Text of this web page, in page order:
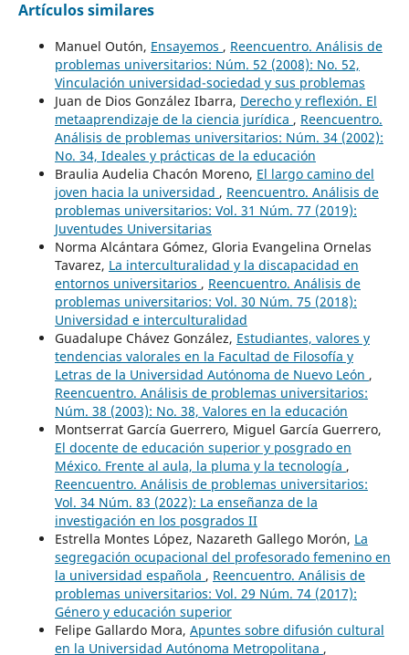
Artículos similares
Manuel Outón, Ensayemos , Reencuentro. Análisis de
problemas universitarios: Núm. 52 (2008): No. 52,
Vinculación universidad-sociedad y sus problemas
Juan de Dios González Ibarra, Derecho y reflexión. El
metaaprendizaje de la ciencia jurídica , Reencuentro.
Análisis de problemas universitarios: Núm. 34 (2002):
No. 34, Ideales y prácticas de la educación
Braulia Audelia Chacón Moreno, El largo camino del
joven hacia la universidad , Reencuentro. Análisis de
problemas universitarios: Vol. 31 Núm. 77 (2019):
Juventudes Universitarias
Norma Alcántara Gómez, Gloria Evangelina Ornelas
Tavarez, La interculturalidad y la discapacidad en
entornos universitarios , Reencuentro. Análisis de
problemas universitarios: Vol. 30 Núm. 75 (2018):
Universidad e interculturalidad
Guadalupe Chávez González, Estudiantes, valores y
tendencias valorales en la Facultad de Filosofía y
Letras de la Universidad Autónoma de Nuevo León ,
Reencuentro. Análisis de problemas universitarios:
Núm. 38 (2003): No. 38, Valores en la educación
Montserrat García Guerrero, Miguel García Guerrero,
El docente de educación superior y posgrado en
México. Frente al aula, la pluma y la tecnología ,
Reencuentro. Análisis de problemas universitarios:
Vol. 34 Núm. 83 (2022): La enseñanza de la
investigación en los posgrados II
Estrella Montes López, Nazareth Gallego Morón, La
segregación ocupacional del profesorado femenino en
la universidad española , Reencuentro. Análisis de
problemas universitarios: Vol. 29 Núm. 74 (2017):
Género y educación superior
Felipe Gallardo Mora, Apuntes sobre difusión cultural
en la Universidad Autónoma Metropolitana ,